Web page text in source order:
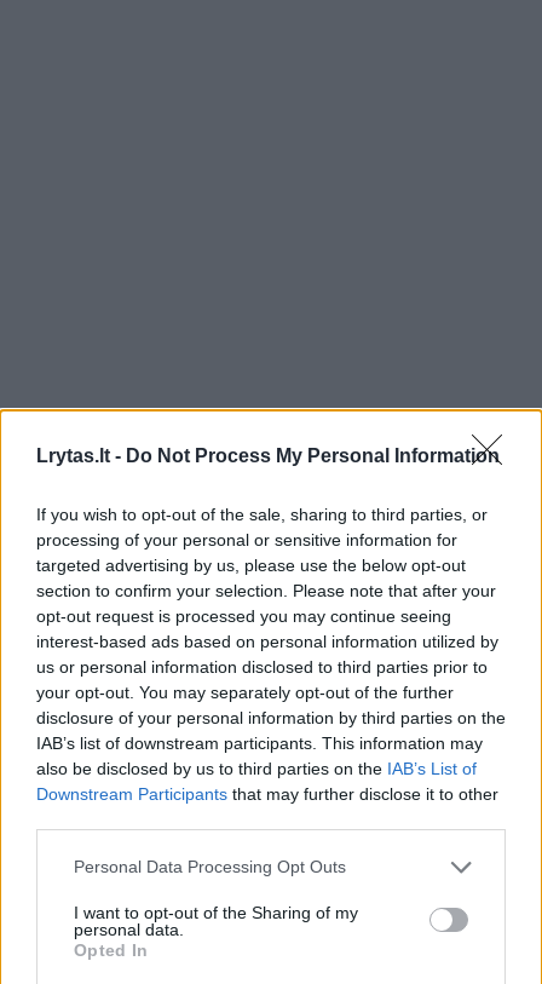
Lrytas.lt - Do Not Process My Personal Information
If you wish to opt-out of the sale, sharing to third parties, or
processing of your personal or sensitive information for
targeted advertising by us, please use the below opt-out
section to confirm your selection. Please note that after your
opt-out request is processed you may continue seeing
interest-based ads based on personal information utilized by
us or personal information disclosed to third parties prior to
your opt-out. You may separately opt-out of the further
disclosure of your personal information by third parties on the
IAB’s list of downstream participants. This information may
also be disclosed by us to third parties on the IAB’s List of
Downstream Participants that may further disclose it to other
Personal Data Processing Opt Outs
I want to opt-out of the Sharing of my
personal data.
Opted In